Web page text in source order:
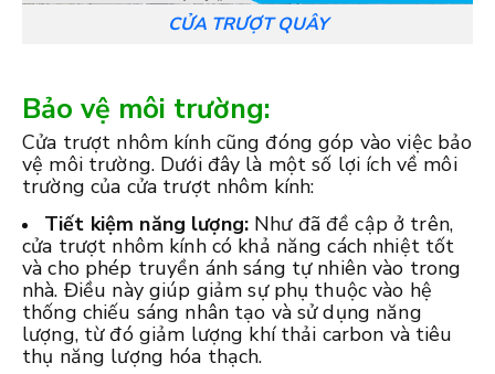
CỬA TRƯỢT QUÂY
Bảo vệ môi trường:
Cửa trượt nhôm kính cũng đóng góp vào việc bảo
vệ môi trường. Dưới đây là một số lợi ích về môi
trường của cửa trượt nhôm kính:
Tiết kiệm năng lượng:Như đã đề cập ở trên,
cửa trượt nhôm kính có khả năng cách nhiệt tốt
và cho phép truyền ánh sáng tự nhiên vào trong
nhà. Điều này giúp giảm sự phụ thuộc vào hệ
thống chiếu sáng nhân tạo và sử dụng năng
lượng, từ đó giảm lượng khí thải carbon và tiêu
thụ năng lượng hóa thạch.